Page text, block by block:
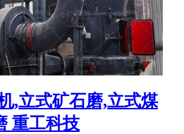
,立式矿石磨,立式煤
重工科技